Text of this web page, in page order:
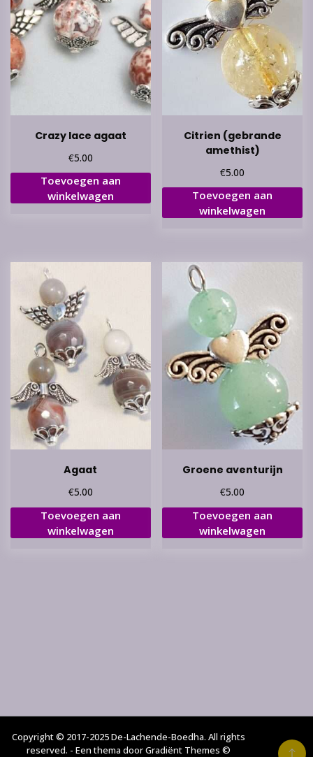
Crazy lace agaat
€5.00
Toevoegen aan
winkelwagen
Citrien (gebrande
amethist)
€5.00
Toevoegen aan
winkelwagen
Agaat
€5.00
Toevoegen aan
winkelwagen
Groene aventurijn
€5.00
Toevoegen aan
winkelwagen
Copyright © 2017-2025 De-Lachende-Boedha. All rights
reserved. - Een thema door Gradiënt Themes ©